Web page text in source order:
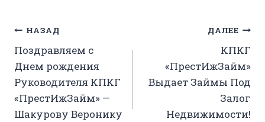
Навигация
по
записям
НАЗАД
Поздравляем с
Днем рождения
Руководителя КПКГ
«ПрестИжЗайм» —
Шакурову Веронику
ДАЛЕЕ
КПКГ
«ПрестИжЗайм»
Выдает Займы Под
Залог
Недвижимости!